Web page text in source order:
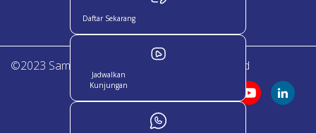
©2023 Sampoerna Academy. All Right Reserved
Daftar Sekarang
Jadwalkan
Kunjungan